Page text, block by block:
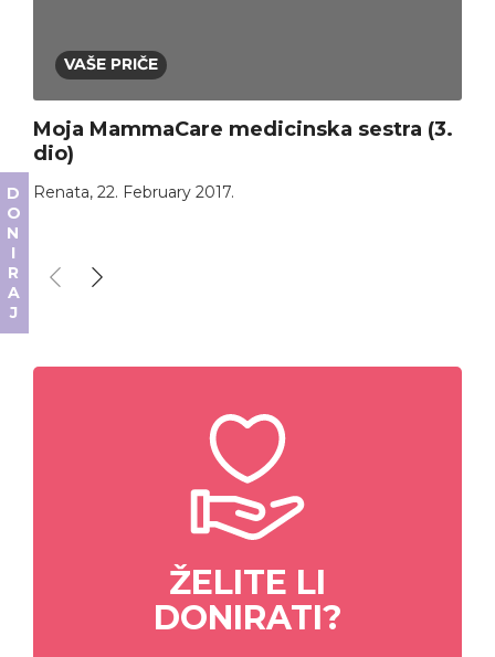
VAŠE PRIČE
Moja MammaCare medicinska sestra (3.
dio)
Renata, 22. February 2017.
ŽELITE LI
DONIRATI?
DONIRAJ